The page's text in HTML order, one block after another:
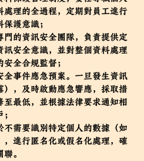
處理的全過程，定期對員工進行
護意識；
門的資訊安全團隊，負責提供定
訊安全意識，並對整個資料處理
全合規監督；
全事件應急預案。一旦發生資訊
），及時啟動應急響應，採取措
最低，並根據法律要求通知相
需要識別特定個人的數據（如
進行匿名化或假名化處理，確
。